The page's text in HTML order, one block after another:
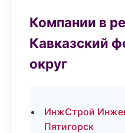
Компании в
Кавказский
округ
ИнжСтрой
Пятигорск